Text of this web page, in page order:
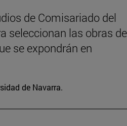
de Comisariado del
seleccionan las obras
se expondrán en
de Navarra.